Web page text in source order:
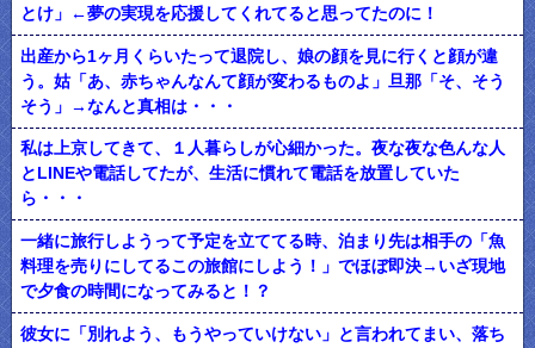
とけ」←夢の実現を応援してくれてると思ってたのに！
出産から1ヶ月くらいたって退院し、娘の顔を見に行くと顔が違
う。姑「あ、赤ちゃんなんて顔が変わるものよ」旦那「そ、そう
そう」→なんと真相は・・・
私は上京してきて、１人暮らしが心細かった。夜な夜な色んな人
とLINEや電話してたが、生活に慣れて電話を放置していた
ら・・・
一緒に旅行しようって予定を立ててる時、泊まり先は相手の「魚
料理を売りにしてるこの旅館にしよう！」でほぼ即決→いざ現地
で夕食の時間になってみると！？
彼女に「別れよう、もうやっていけない」と言われてまい、落ち